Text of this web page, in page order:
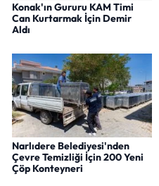
Konak'ın Gururu KAM Timi
Can Kurtarmak İçin Demir
Aldı
Narlıdere Belediyesi'nden
Çevre Temizliği İçin 200 Yeni
Çöp Konteyneri